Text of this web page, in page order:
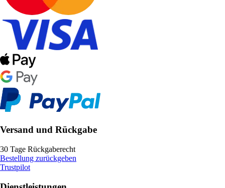
Versand und Rückgabe
30 Tage Rückgaberecht
Bestellung zurückgeben
Trustpilot